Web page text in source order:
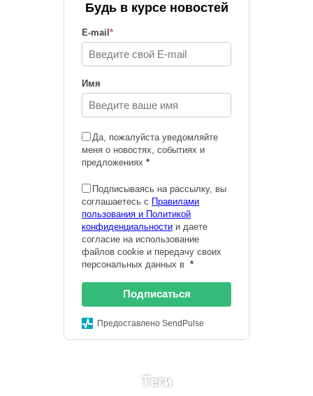
Будь в курсе новостей
E-mail *
Имя
Да, пожалуйста уведомляйте
меня о новостях, событиях и
предложениях *
Подписываясь на рассылку, вы
соглашаетесь с Правилами
пользования и Политикой
конфиденциальности и даете
согласие на использование
файлов cookie и передачу своих
персональных данных в *
Подписаться
Предоставлено SendPulse
Теги